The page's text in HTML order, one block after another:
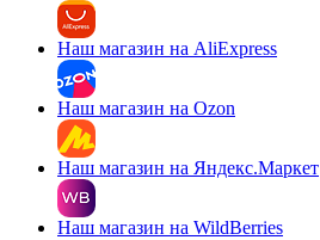
Наш магазин на AliExpress
Наш магазин на Ozon
Наш магазин на Яндекс.Маркет
Наш магазин на WildBerries